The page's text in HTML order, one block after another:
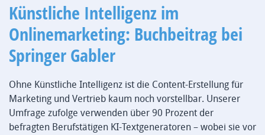
Künstliche Intelligenz im
Onlinemarketing: Buchbeitrag bei
Springer Gabler
Ohne Künstliche Intelligenz ist die Content-Erstellung für
Marketing und Vertrieb kaum noch vorstellbar. Unserer
Umfrage zufolge verwenden über 90 Prozent der
befragten Berufstätigen KI-Textgeneratoren – wobei sie vor